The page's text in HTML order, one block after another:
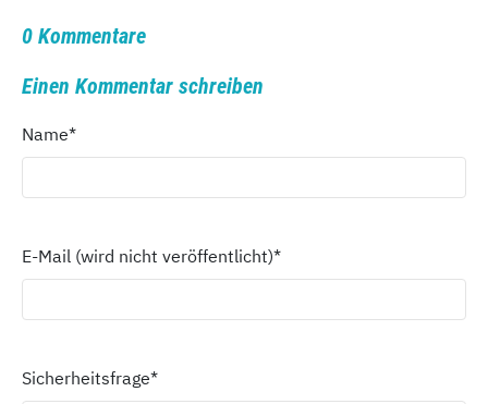
0 Kommentare
Einen Kommentar schreiben
Name*
E-Mail (wird nicht veröffentlicht)*
Sicherheitsfrage*